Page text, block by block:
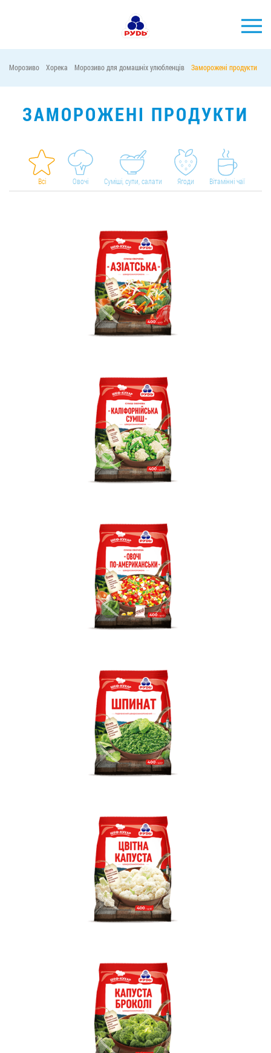
ПРОДУКЦІЯ
СПОЖИВАЧАМ
АКЦІЇ
Тендерні закупівлі
Контакти
Вакансії
ЗАМОВИТИ ПРОДУКЦІЮ «РУДЬ»:
СТАТИ ПАРТНЕРОМ
0412 48 28 17
0412 42 29 23
Морозиво Хорека Морозиво для домашніх улюбленців Заморожені продукти
ЗАМОРОЖЕНІ ПРОДУКТИ
Всі Овочі Суміші, супи, салати Ягоди Вітамінні чаї